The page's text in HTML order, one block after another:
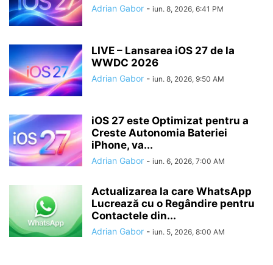
Adrian Gabor - iun. 8, 2026, 6:41 PM
LIVE – Lansarea iOS 27 de la
WWDC 2026
Adrian Gabor - iun. 8, 2026, 9:50 AM
iOS 27 este Optimizat pentru a
Creste Autonomia Bateriei
iPhone, va...
Adrian Gabor - iun. 6, 2026, 7:00 AM
Actualizarea la care WhatsApp
Lucrează cu o Regândire pentru
Contactele din...
Adrian Gabor - iun. 5, 2026, 8:00 AM